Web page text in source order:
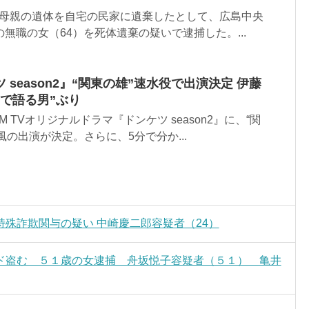
親の遺体を自宅の民家に遺棄したとして、広島中央
職の女（64）を死体遺棄の疑いで逮捕した。...
season2』“関東の雄”速水役で出演決定 伊藤
語る男”ぶり
TVオリジナルドラマ『ドンケツ season2』に、“関
の出演が決定。さらに、5分で分か...
詐欺関与の疑い 中崎慶二郎容疑者（24）
盗む ５１歳の女逮捕 舟坂悦子容疑者（５１） 亀井